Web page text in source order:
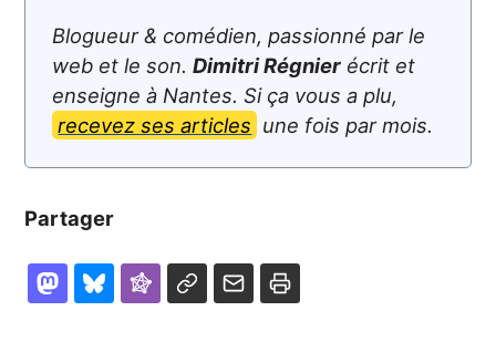
Blogueur & comédien, passionné par le
web et le son.Dimitri Régnier écrit et
enseigne à Nantes. Si ça vous a plu,
recevez ses articles une fois par mois.
Partager